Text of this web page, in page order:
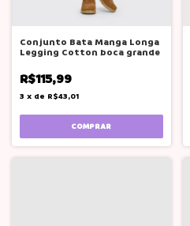
Conjunto Bata Manga Longa
Legging Cotton boca grande
R$115,99
3 x de R$43,01
COMPRAR